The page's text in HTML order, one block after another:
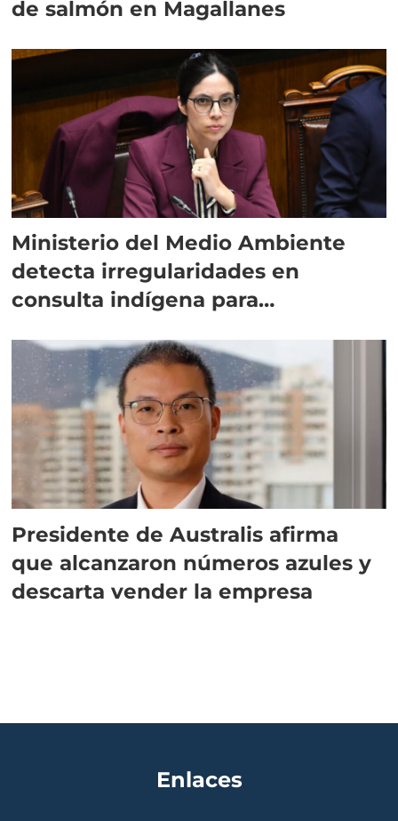
de salmón en Magallanes
Ministerio del Medio Ambiente
detecta irregularidades en
consulta indígena para
Presidente de Australis afirma
que alcanzaron números azules y
descarta vender la empresa
Enlaces